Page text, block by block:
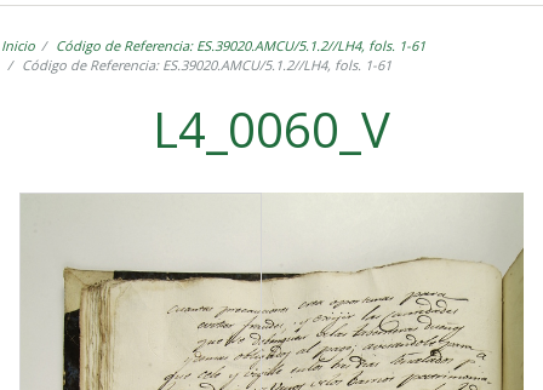
Inicio
Código de Referencia: ES.39020.AMCU/5.1.2//LH4, fols. 1-61
Código de Referencia: ES.39020.AMCU/5.1.2//LH4, fols. 1-61
L4_0060_V